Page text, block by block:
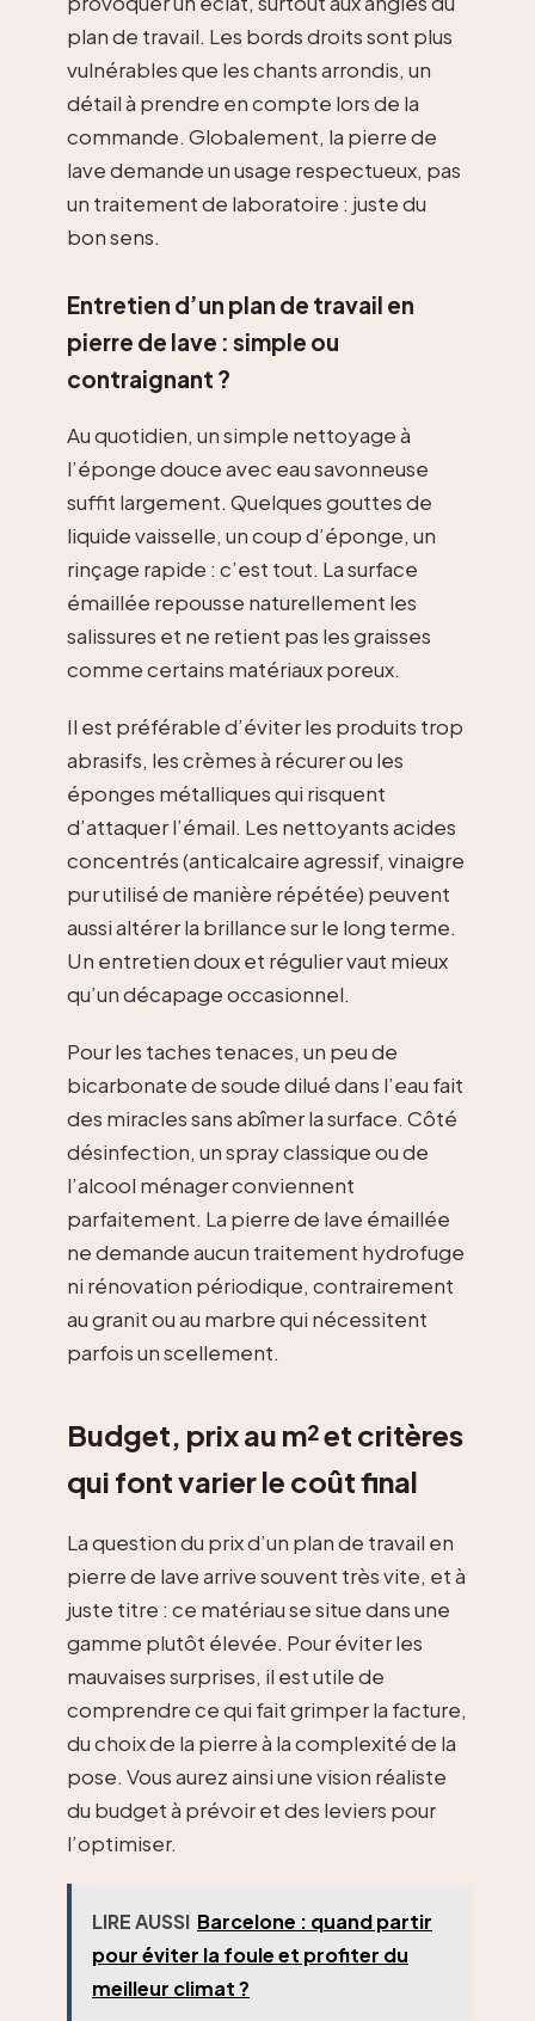
plan de travail. Les bords droits sont plus
vulnérables que les chants arrondis, un
détail à prendre en compte lors de la
commande. Globalement, la pierre de
lave demande un usage respectueux, pas
un traitement de laboratoire : juste du
bon sens.
Entretien d’un plan de travail en
pierre de lave : simple ou
contraignant ?
Au quotidien, un simple nettoyage à
l’éponge douce avec eau savonneuse
suffit largement. Quelques gouttes de
liquide vaisselle, un coup d’éponge, un
rinçage rapide : c’est tout. La surface
émaillée repousse naturellement les
salissures et ne retient pas les graisses
comme certains matériaux poreux.
Il est préférable d’éviter les produits trop
abrasifs, les crèmes à récurer ou les
éponges métalliques qui risquent
d’attaquer l’émail. Les nettoyants acides
concentrés (anticalcaire agressif, vinaigre
pur utilisé de manière répétée) peuvent
aussi altérer la brillance sur le long terme.
Un entretien doux et régulier vaut mieux
qu’un décapage occasionnel.
Pour les taches tenaces, un peu de
bicarbonate de soude dilué dans l’eau fait
des miracles sans abîmer la surface. Côté
désinfection, un spray classique ou de
l’alcool ménager conviennent
parfaitement. La pierre de lave émaillée
ne demande aucun traitement hydrofuge
ni rénovation périodique, contrairement
au granit ou au marbre qui nécessitent
parfois un scellement.
Budget, prix au m² et critères
qui font varier le coût final
La question du prix d’un plan de travail en
pierre de lave arrive souvent très vite, et à
juste titre : ce matériau se situe dans une
gamme plutôt élevée. Pour éviter les
mauvaises surprises, il est utile de
comprendre ce qui fait grimper la facture,
du choix de la pierre à la complexité de la
pose. Vous aurez ainsi une vision réaliste
du budget à prévoir et des leviers pour
l’optimiser.
LIRE AUSSI Barcelone : quand partir
pour éviter la foule et profiter du
meilleur climat ?